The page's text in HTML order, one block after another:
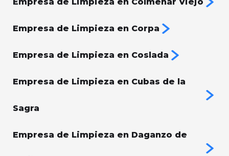
Empresa de Limpieza en Colmenar Viejo
Empresa de Limpieza en Corpa
Empresa de Limpieza en Coslada
Empresa de Limpieza en Cubas de la
Sagra
Empresa de Limpieza en Daganzo de